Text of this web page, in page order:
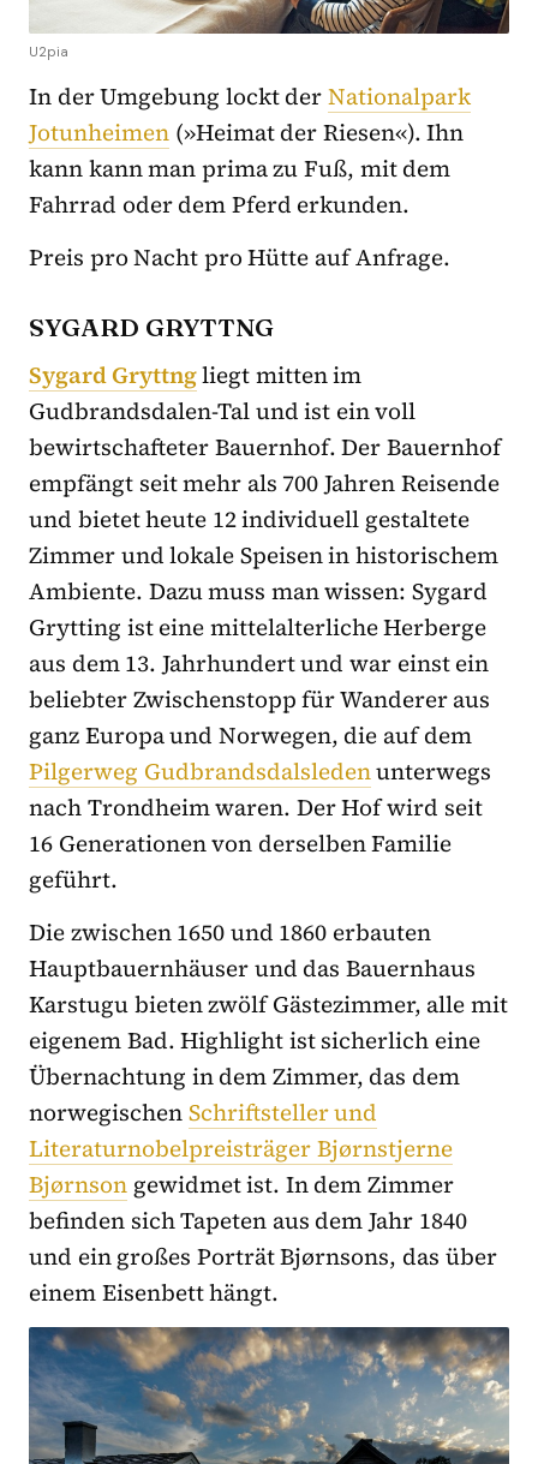
U2pia
In der Umgebung lockt derNationalpark
Jotunheimen (»Heimat der Riesen«). Ihn
kann kann man prima zu Fuß, mit dem
Fahrrad oder dem Pferd erkunden.
Preis pro Nacht pro Hütte auf Anfrage.
SYGARD GRYTTNG
Sygard Gryttngliegt mitten im
Gudbrandsdalen-Tal und ist ein voll
bewirtschafteter Bauernhof. Der Bauernhof
empfängt seit mehr als 700 Jahren Reisende
und bietet heute 12 individuell gestaltete
Zimmer und lokale Speisen in historischem
Ambiente. Dazu muss man wissen: Sygard
Grytting ist eine mittelalterliche Herberge
aus dem 13. Jahrhundert und war einst ein
beliebter Zwischenstopp für Wanderer aus
ganz Europa und Norwegen, die auf dem
Pilgerweg Gudbrandsdalsledenunterwegs
nach Trondheim waren. Der Hof wird seit
16 Generationen von derselben Familie
geführt.
Die zwischen 1650 und 1860 erbauten
Hauptbauernhäuser und das Bauernhaus
Karstugu bieten zwölf Gästezimmer, alle mit
eigenem Bad. Highlight ist sicherlich eine
Übernachtung in dem Zimmer, das dem
norwegischenSchriftsteller und
Literaturnobelpreisträger Bjørnstjerne
Bjørnson gewidmet ist. In dem Zimmer
befinden sich Tapeten aus dem Jahr 1840
und ein großes Porträt Bjørnsons, das über
einem Eisenbett hängt.